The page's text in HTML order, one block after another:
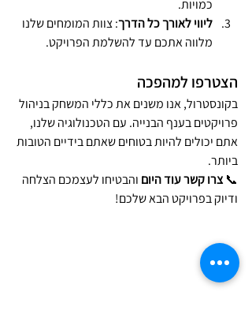
כמויות.
ליווי לאורך כל הדרך: צוות המומחים שלנו
מלווה אתכם עד להשלמת הפרויקט.
הצטרפו למהפכה
בקונסטרול, אנו משנים את כללי המשחק בניהול
פרויקטים בענף הבנייה. עם הטכנולוגיה שלנו,
אתם יכולים להיות בטוחים שאתם בידיים הטובות
ביותר.
📞 צרו קשר עוד היום והבטיחו לעצמכם הצלחה
ודיוק בפרויקט הבא שלכם!